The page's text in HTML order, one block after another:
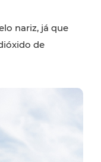
nariz, já que
de